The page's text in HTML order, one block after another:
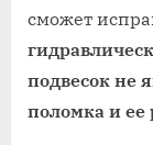
сможет
подвесок не
поломка и ее